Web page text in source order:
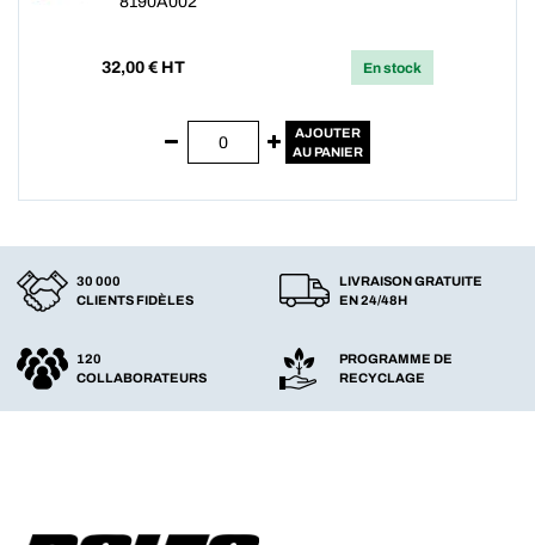
32,00 € HT En stock
AJOUTER
AU PANIER
30 000
CLIENTS FIDÈLES
LIVRAISON GRATUITE
EN 24/48H
120
COLLABORATEURS
PROGRAMME DE
RECYCLAGE